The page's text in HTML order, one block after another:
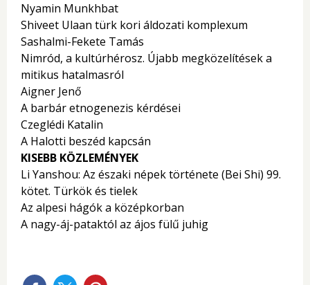
Nyamin Munkhbat
Shiveet Ulaan türk kori áldozati komplexum
Sashalmi-Fekete Tamás
Nimród, a kultúrhérosz. Újabb megközelítések a
mitikus hatalmasról
Aigner Jenő
A barbár etnogenezis kérdései
Czeglédi Katalin
A Halotti beszéd kapcsán
KISEBB KÖZLEMÉNYEK
Li Yanshou: Az északi népek története (Bei Shi) 99.
kötet. Türkök és tielek
Az alpesi hágók a középkorban
A nagy-áj-pataktól az ájos fülű juhig